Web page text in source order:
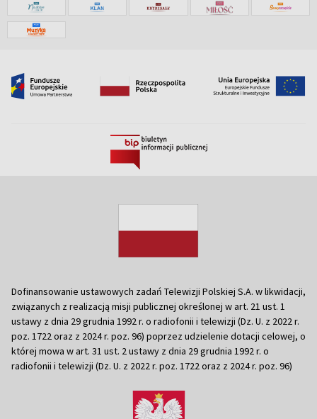
Dofinansowanie ustawowych zadań Telewizji Polskiej S.A. w likwidacji,
związanych z realizacją misji publicznej określonej w art. 21 ust. 1
ustawy z dnia 29 grudnia 1992 r. o radiofonii i telewizji (Dz. U. z 2022 r.
poz. 1722 oraz z 2024 r. poz. 96) poprzez udzielenie dotacji celowej, o
której mowa w art. 31 ust. 2 ustawy z dnia 29 grudnia 1992 r. o
radiofonii i telewizji (Dz. U. z 2022 r. poz. 1722 oraz z 2024 r. poz. 96)